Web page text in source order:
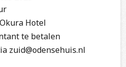
Hotel
te betalen
zuid@odensehuis.nl